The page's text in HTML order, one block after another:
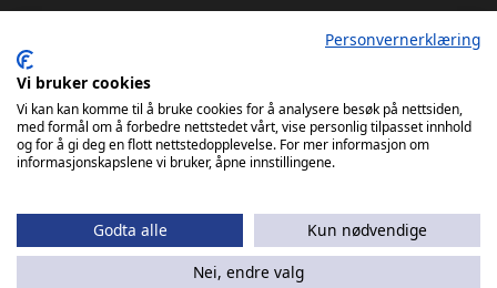
Google Play
REMA1000-ligaen 23/24
Personvernerklæring
Vi bruker cookies
Vi kan kan komme til å bruke cookies for å analysere besøk på nettsiden,
med formål om å forbedre nettstedet vårt, vise personlig tilpasset innhold
og for å gi deg en flott nettstedopplevelse. For mer informasjon om
informasjonskapslene vi bruker, åpne innstillingene.
Godta alle
Kun nødvendige
Nei, endre valg